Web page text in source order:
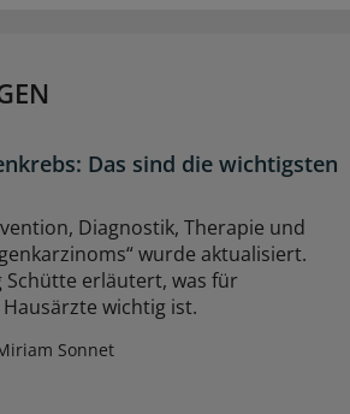
Das sind die wichtigsten
Diagnostik, Therapie und
wurde aktualisiert.
Schütte erläutert, was für
wichtig ist.
Sonnet